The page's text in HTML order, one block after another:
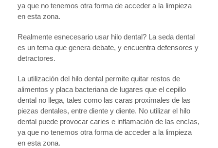
ya que no tenemos otra forma de acceder a la limpieza
en esta zona.
Realmente esnecesario usar hilo dental? La seda dental
es un tema que genera debate, y encuentra defensores y
detractores.
La utilización del hilo dental permite quitar restos de
alimentos y placa bacteriana de lugares que el cepillo
dental no llega, tales como las caras proximales de las
piezas dentales, entre diente y diente. No utilizar el hilo
dental puede provocar caries e inflamación de las encías,
ya que no tenemos otra forma de acceder a la limpieza
en esta zona.